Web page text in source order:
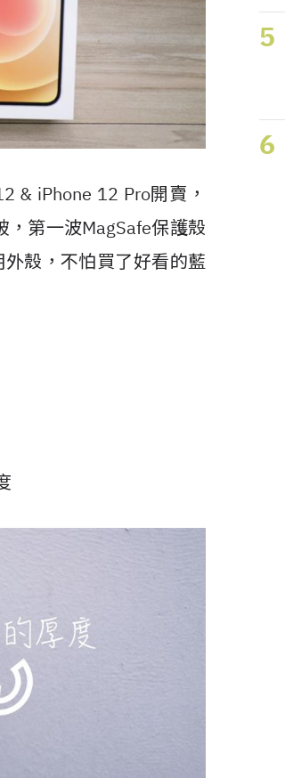
& iPhone 12 Pro開賣，
第一波MagSafe保護殼
殼，不怕買了好看的藍
5
6